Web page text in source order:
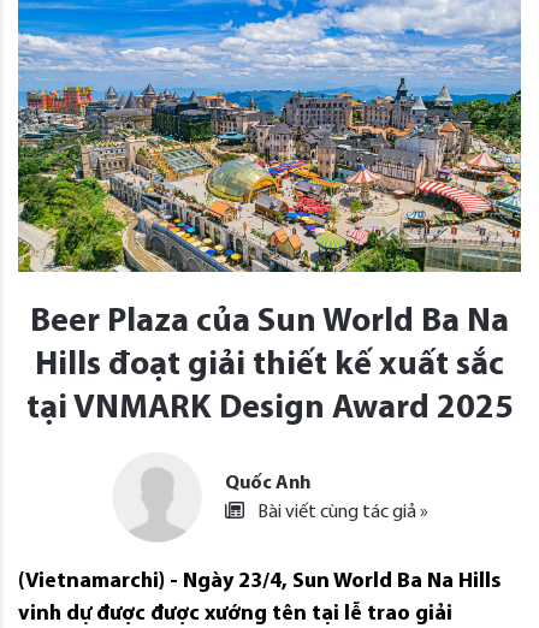
Beer Plaza của Sun World Ba Na
Hills đoạt giải thiết kế xuất sắc
tại VNMARK Design Award 2025
Quốc Anh
Bài viết cùng tác giả »
(Vietnamarchi) - Ngày 23/4, Sun World Ba Na Hills
vinh dự được được xướng tên tại lễ trao giải